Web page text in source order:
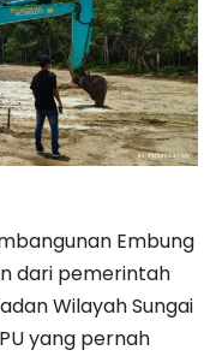
Embung
dari pemerintah
Wilayah Sungai
yang pernah